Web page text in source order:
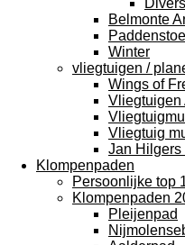
Belmonte
Winter
vliegtuigen /
Wings of
Vliegtuigen
Vliegtuig
Jan
Klompenpaden
Persoonlijke top
Klompenpaden
Pleijenpad